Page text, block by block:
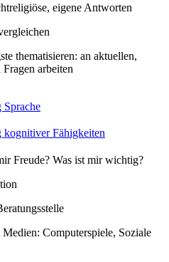
eigene Antworten
thematisieren: an aktuellen,
arbeiten
Sprache
kognitiver Fähigkeiten
Freude? Was ist mir wichtig?
Computerspiele, Soziale